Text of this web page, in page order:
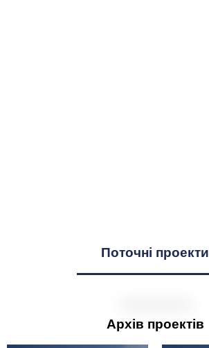
Поточні проекти
Архів проектів